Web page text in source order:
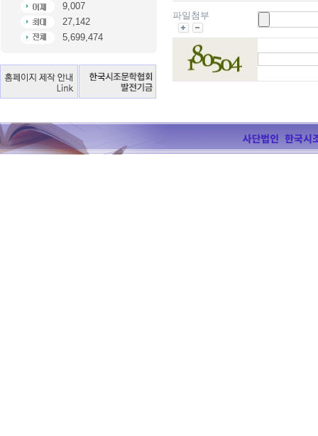
9,007
27,142
5,699,474
파일첨부